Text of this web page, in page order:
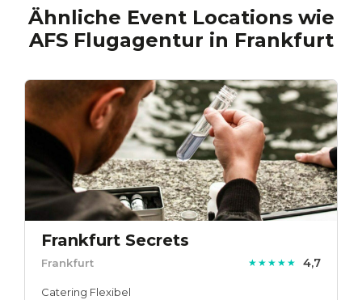
Ähnliche Event Locations wie
AFS Flugagentur in Frankfurt
Frankfurt Secrets
Frankfurt ★★★★★ 4,7
Catering Flexibel